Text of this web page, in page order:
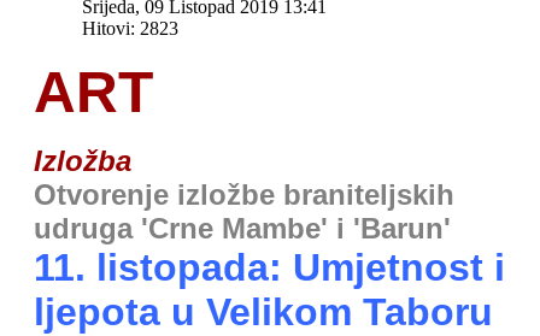
Srijeda, 09 Listopad 2019 13:41
Hitovi: 2823
ART
Izložba
Otvorenje izložbe braniteljskih
udruga 'Crne Mambe' i 'Barun'
11. listopada: Umjetnost i
ljepota u Velikom Taboru